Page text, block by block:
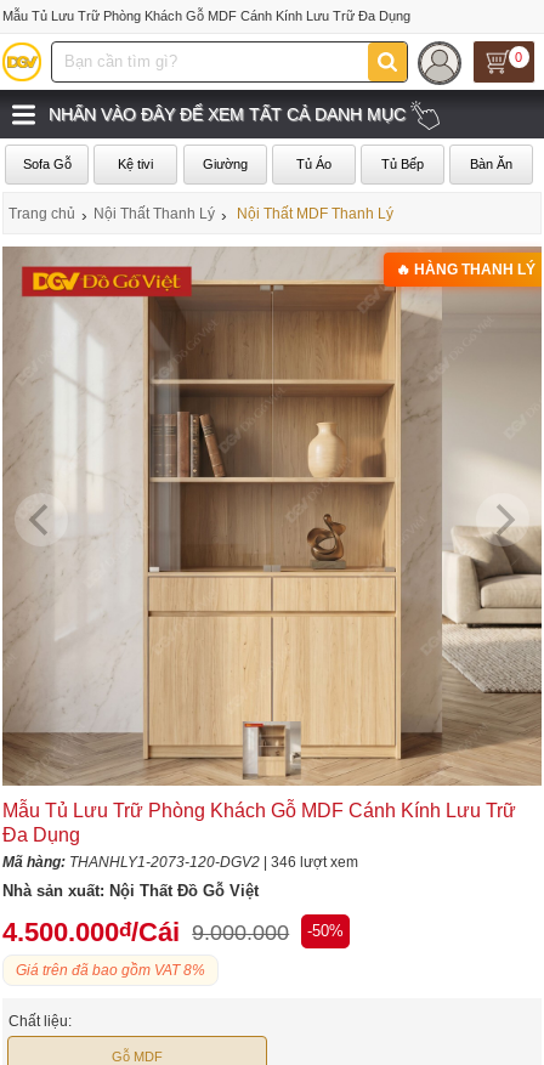
Mẫu Tủ Lưu Trữ Phòng Khách Gỗ MDF Cánh Kính Lưu Trữ Đa Dụng
0
NHẤN VÀO ĐÂY ĐỂ XEM TẤT CẢ DANH MỤC
Sofa Gỗ Kệ tivi Giường Tủ Áo Tủ Bếp Bàn Ăn
Trang chủ › Nội Thất Thanh Lý › Nội Thất MDF Thanh Lý
🔥 HÀNG THANH LÝ
Mẫu Tủ Lưu Trữ Phòng Khách Gỗ MDF Cánh Kính Lưu Trữ
Đa Dụng
Mã hàng: THANHLY1-2073-120-DGV2 | 346 lượt xem
Nhà sản xuất: Nội Thất Đồ Gỗ Việt
4.500.000đ/Cái 9.000.000 -50%
Giá trên đã bao gồm VAT 8%
Chất liệu:
Gỗ MDF